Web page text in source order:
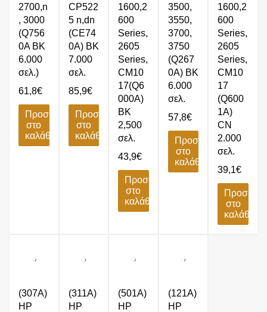
2700,n
, 3000
(Q756
0A BK
6.000
σελ.)
61,8€
Προσθήκη
στο
καλάθι
CP522
5 n,dn
(CE74
0A) BK
7.000
σελ.
85,9€
Προσθήκη
στο
καλάθι
1600,2
600
Series,
2605
Series,
CM10
17(Q6
000A)
BK
2,500
σελ.
43,9€
Προσθήκη
στο
καλάθι
3500,
3550,
3700,
3750
(Q267
0A) BK
6.000
σελ.
57,8€
Προσθήκη
στο
καλάθι
1600,2
600
Series,
2605
Series,
CM10
17
(Q600
1A)
CN
2.000
σελ.
39,1€
στο
καλάθι
(307A)
HP
(311A)
HP
(501A)
HP
(121A)
HP